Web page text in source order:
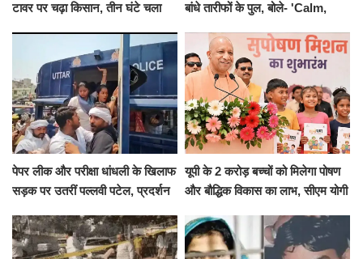
टावर पर चढ़ा किसान, तीन घंटे चला
बांधे तारीफों के पुल, बोले- 'Calm,
पेपर लीक और परीक्षा धांधली के खिलाफ
सड़क पर उतरीं पल्लवी पटेल, प्रदर्शन
यूपी के 2 करोड़ बच्चों को मिलेगा पोषण
और बौद्धिक विकास का लाभ, सीएम योगी